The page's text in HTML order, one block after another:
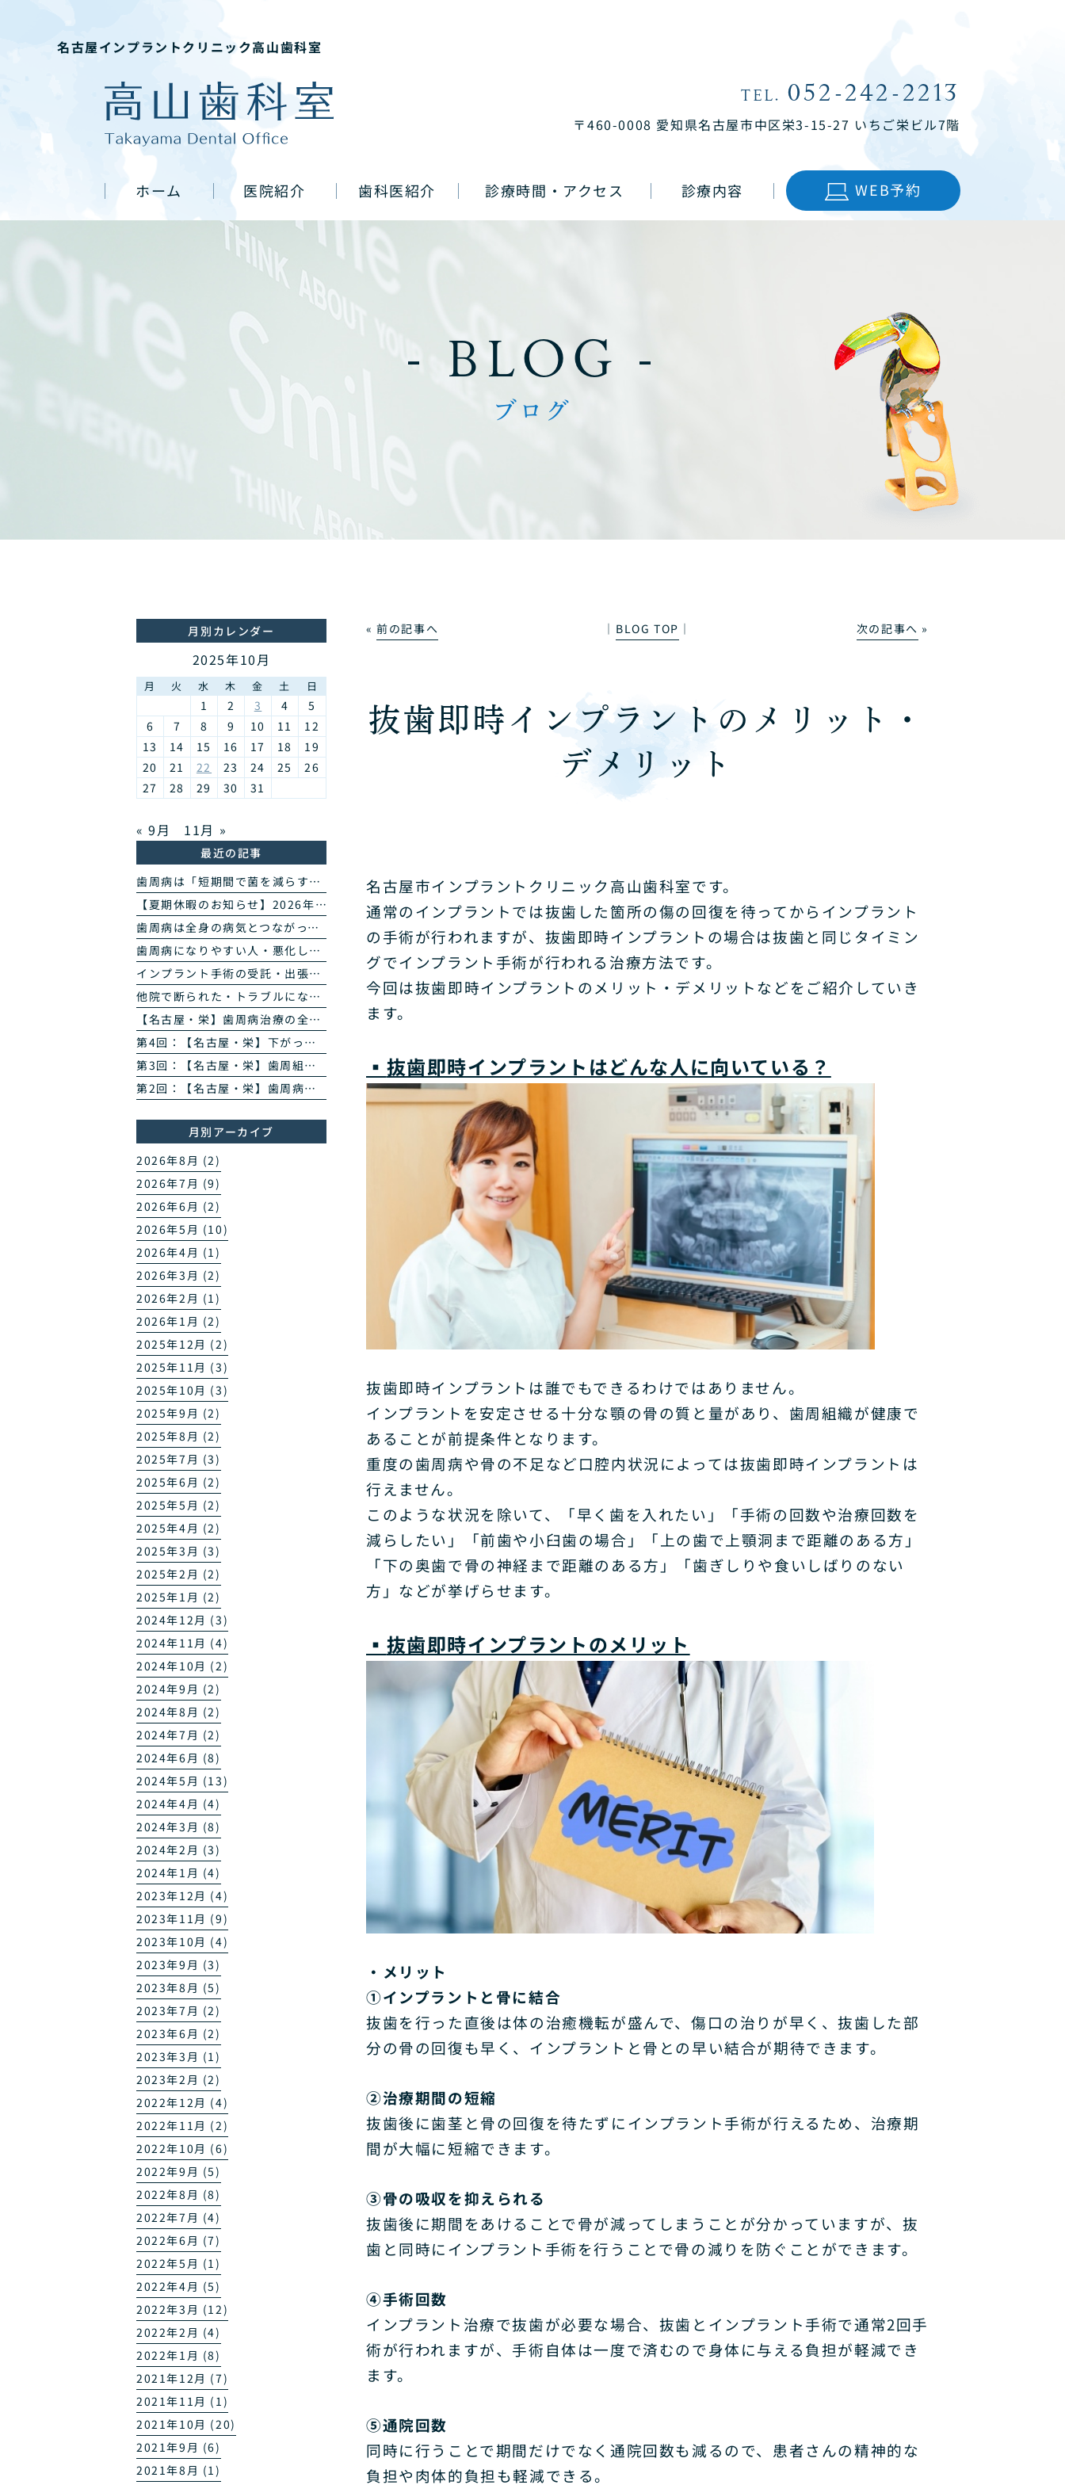
名古屋インプラントクリニック高山歯科室
TEL. 052-242-2213
〒460-0008 愛知県名古屋市中区栄3-15-27 いちご栄ビル7階
ホーム 医院紹介 歯科医紹介 診療時間・アクセス 診療内容 WEB予約
- BLOG -
ブログ
«前の記事へ │ BLOG TOP │ 次の記事へ »
抜歯即時インプラントのメリット・
デメリット
名古屋市インプラントクリニック高山歯科室です。
通常のインプラントでは抜歯した箇所の傷の回復を待ってからインプラント
の手術が行われますが、抜歯即時インプラントの場合は抜歯と同じタイミン
グでインプラント手術が行われる治療方法です。
今回は抜歯即時インプラントのメリット・デメリットなどをご紹介していき
ます。
▪️ 抜歯即時インプラントはどんな人に向いている？
抜歯即時インプラントは誰でもできるわけではありません。
インプラントを安定させる十分な顎の骨の質と量があり、歯周組織が健康で
あることが前提条件となります。
重度の歯周病や骨の不足など口腔内状況によっては抜歯即時インプラントは
行えません。
このような状況を除いて、「早く歯を入れたい」「手術の回数や治療回数を
減らしたい」「前歯や小臼歯の場合」「上の歯で上顎洞まで距離のある方」
「下の奥歯で骨の神経まで距離のある方」「歯ぎしりや食いしばりのない
方」などが挙げらせます。
▪️ 抜歯即時インプラントのメリット
・メリット
①インプラントと骨に結合
抜歯を行った直後は体の治癒機転が盛んで、傷口の治りが早く、抜歯した部
分の骨の回復も早く、インプラントと骨との早い結合が期待できます。
②治療期間の短縮
抜歯後に歯茎と骨の回復を待たずにインプラント手術が行えるため、治療期
間が大幅に短縮できます。
③骨の吸収を抑えられる
抜歯後に期間をあけることで骨が減ってしまうことが分かっていますが、抜
歯と同時にインプラント手術を行うことで骨の減りを防ぐことができます。
④手術回数
インプラント治療で抜歯が必要な場合、抜歯とインプラント手術で通常2回手
術が行われますが、手術自体は一度で済むので身体に与える負担が軽減でき
ます。
⑤通院回数
同時に行うことで期間だけでなく通院回数も減るので、患者さんの精神的な
負担や肉体的負担も軽減できる。
月別カレンダー
2025年10月
月 火 水 木 金 土 日
1 2 3 4
5
6
7 8 9 10 11
12
13
14 15 16 17 18
19
20
21 22 23 24 25
26
27
28 29 30 31
« 9月 11月 »
最近の記事
歯周病は「短期間で菌を減らす」治療へ｜当院の歯周病除菌プログラム
【夏期休暇のお知らせ】2026年8月11日(火・祝)〜16日(日)
歯周病は全身の病気とつながっています｜糖尿病・心臓・誤嚥性肺炎・認知症との関係｜名古屋・栄の高山歯科室
歯周病になりやすい人・悪化しやすい人｜生活習慣・持病・お薬のリスク因子｜名古屋・栄の高山歯科室
インプラント手術の受託・出張オペのご案内｜歯科医師の先生方へ
他院で断られた・トラブルになったインプラントのご相談
【名古屋・栄】歯周病治療の全4回まとめ｜検査から再生治療・歯肉退縮まで専門医が解説
第4回：【名古屋・栄】下がった歯ぐきは治る？ズッケリー法で歯肉退縮を改善する再生治療
第3回：【名古屋・栄】歯周組織再生治療とは？エムドゲイン・リグロスで歯を残す方法を専門医が解説
第2回：【名古屋・栄】歯周病のPCR菌検査とは？原因菌を見える化する4ステップを専門医が解説
月別アーカイブ
2026年8月 (2)
2026年7月 (9)
2026年6月 (2)
2026年5月 (10)
2026年4月 (1)
2026年3月 (2)
2026年2月 (1)
2026年1月 (2)
2025年12月 (2)
2025年11月 (3)
2025年10月 (3)
2025年9月 (2)
2025年8月 (2)
2025年7月 (3)
2025年6月 (2)
2025年5月 (2)
2025年4月 (2)
2025年3月 (3)
2025年2月 (2)
2025年1月 (2)
2024年12月 (3)
2024年11月 (4)
2024年10月 (2)
2024年9月 (2)
2024年8月 (2)
2024年7月 (2)
2024年6月 (8)
2024年5月 (13)
2024年4月 (4)
2024年3月 (8)
2024年2月 (3)
2024年1月 (4)
2023年12月 (4)
2023年11月 (9)
2023年10月 (4)
2023年9月 (3)
2023年8月 (5)
2023年7月 (2)
2023年6月 (2)
2023年3月 (1)
2023年2月 (2)
2022年12月 (4)
2022年11月 (2)
2022年10月 (6)
2022年9月 (5)
2022年8月 (8)
2022年7月 (4)
2022年6月 (7)
2022年5月 (1)
2022年4月 (5)
2022年3月 (12)
2022年2月 (4)
2022年1月 (8)
2021年12月 (7)
2021年11月 (1)
2021年10月 (20)
2021年9月 (6)
2021年8月 (1)